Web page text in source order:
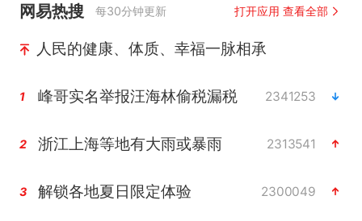
网易热搜 每30分钟更新 打开应用 查看全部
人民的健康、体质、幸福一脉相承
1 峰哥实名举报汪海林偷税漏税 2341253
2 浙江上海等地有大雨或暴雨 2313541
3 解锁各地夏日限定体验 2300049